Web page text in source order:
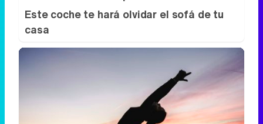
Este coche te hará olvidar el sofá de tu
casa